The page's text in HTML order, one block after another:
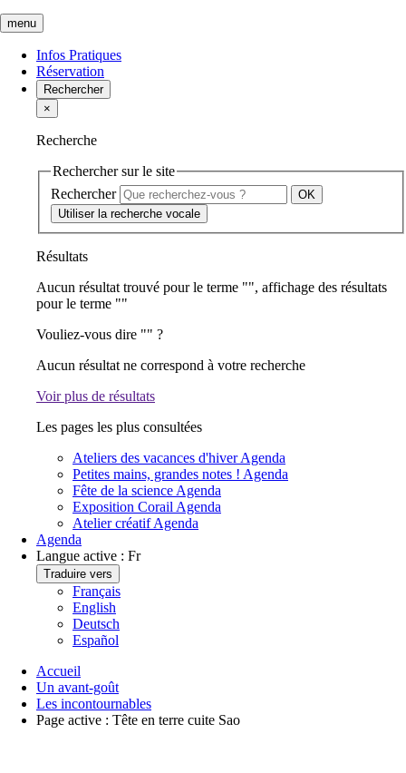
menu
Infos Pratiques
Réservation
Rechercher
×
Recherche
Rechercher sur le site
Rechercher
Utiliser la recherche vocale
Résultats
Aucun résultat trouvé pour le terme "", affichage des résultats
pour le terme ""
Vouliez-vous dire "" ?
Aucun résultat ne correspond à votre recherche
Voir plus de résultats
Les pages les plus consultées
Ateliers des vacances d'hiver Agenda
Petites mains, grandes notes ! Agenda
Fête de la science Agenda
Exposition Corail Agenda
Atelier créatif Agenda
Agenda
Langue active : Fr
Traduire vers
Français
English
Deutsch
Español
Accueil
Un avant-goût
Les incontournables
Page active : Tête en terre cuite Sao